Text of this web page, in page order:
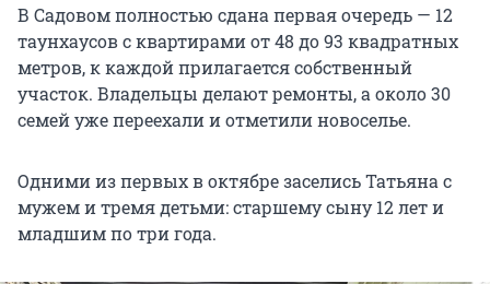
В Садовом полностью сдана первая очередь — 12
таунхаусов с квартирами от 48 до 93 квадратных
метров, к каждой прилагается собственный
участок. Владельцы делают ремонты, а около 30
семей уже переехали и отметили новоселье.
Одними из первых в октябре заселись Татьяна с
мужем и тремя детьми: старшему сыну 12 лет и
младшим по три года.